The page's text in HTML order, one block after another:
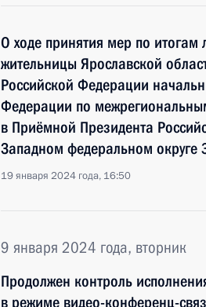
О ходе принятия мер по
жительницы Ярославской
Российской Федерации
Федерации по
в Приёмной Президента
Западном федеральном округе
19 января 2024 года, 16:50
9 января 2024 года, вторник
Продолжен контроль
в режиме видео-конференц-